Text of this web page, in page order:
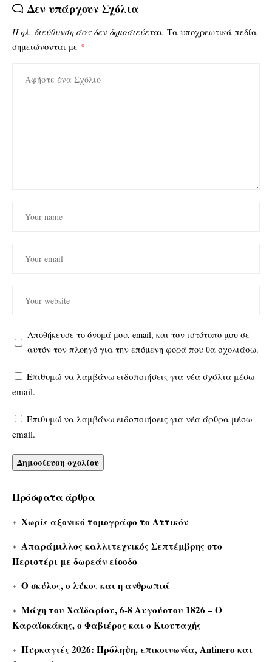
Δεν υπάρχουν Σχόλια
Η ηλ. διεύθυνση σας δεν δημοσιεύεται. Τα υποχρεωτικά πεδία
σημειώνονται με *
Αποθήκευσε το όνομά μου, email, και τον ιστότοπο μου σε
αυτόν τον πλοηγό για την επόμενη φορά που θα σχολιάσω.
Επιθυμώ να λαμβάνω ειδοποιήσεις για νέα σχόλια μέσω
email.
Επιθυμώ να λαμβάνω ειδοποιήσεις για νέα άρθρα μέσω
email.
Πρόσφατα άρθρα
Χωρίς αξονικό τομογράφο το Αττικόν
Απαράμιλλος καλλιτεχνικός Σεπτέμβρης στο
Περιστέρι με δωρεάν είσοδο
Ο σκύλος, ο λύκος και η ανθρωπιά
Μάχη του Χαϊδαρίου, 6-8 Αυγούστου 1826 – Ο
Καραϊσκάκης, ο Φαβιέρος και ο Κιουταχής
Πυρκαγιές 2026: Πρόληψη, επικοινωνία, Antinero και